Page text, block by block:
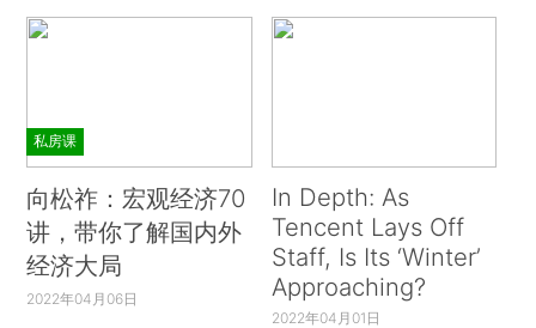
私房课
向松祚：宏观经济70
讲，带你了解国内外
经济大局
2022年04月06日
In Depth: As
Tencent Lays Off
Staff, Is Its ‘Winter’
Approaching?
2022年04月01日